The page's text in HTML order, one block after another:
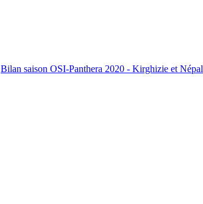
Bilan saison OSI-Panthera 2020 - Kirghizie et Népal